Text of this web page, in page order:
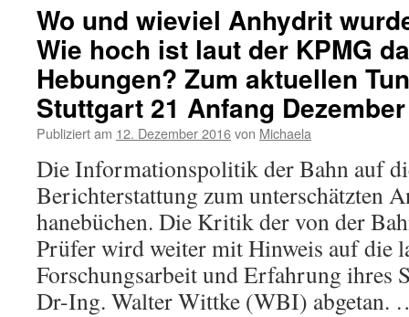
Wo und wieviel Anhydrit
Wie hoch ist laut der KPMG
Hebungen? Zum aktuellen
Stuttgart 21 Anfang
Publiziert am 12. Dezember 2016von Michaela
Die Informationspolitik der Bahn auf
Berichterstattung zum unterschätzten
hanebüchen. Die Kritik der von der
Prüfer wird weiter mit Hinweis auf die
Forschungsarbeit und Erfahrung ihres
Dr-Ing. Walter Wittke (WBI)